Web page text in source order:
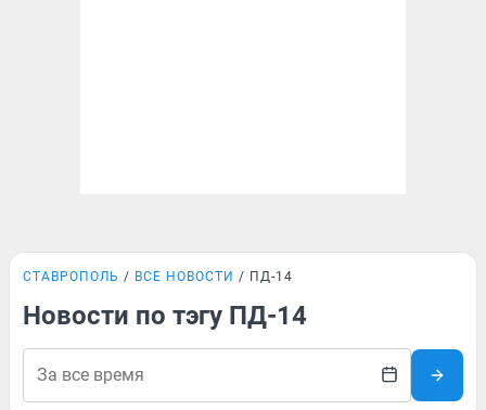
СТАВРОПОЛЬ ВСЕ НОВОСТИ ПД-14
Новости по тэгу ПД-14